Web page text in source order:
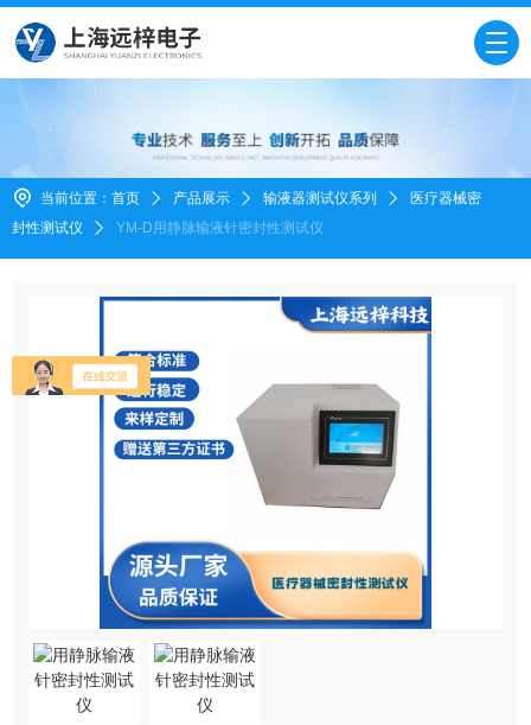
当前位置： 首页 产品展示 输液器测试仪系列
医疗器械密
封性测试仪
YM-D用静脉输液针密封性测试仪